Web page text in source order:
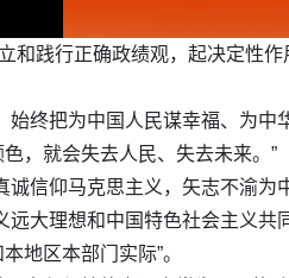
和践行正确政绩观，起决定性
始终把为中国人民谋幸福、为
，就会失去人民、失去未来。”
信仰马克思主义，矢志不渝为
远大理想和中国特色社会主义
地区本部门实际”。